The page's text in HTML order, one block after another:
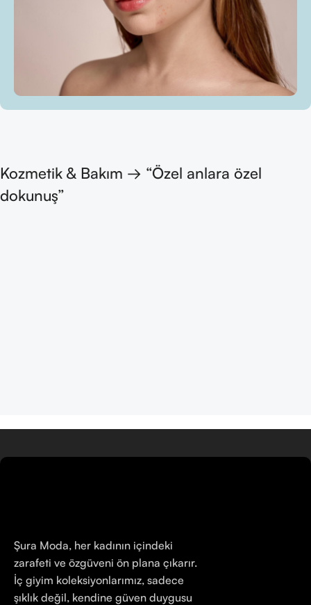
Kozmetik & Bakım → “Özel anlara özel
dokunuş”
Şura Moda, her kadının içindeki
zarafeti ve özgüveni ön plana çıkarır.
İç giyim koleksiyonlarımız, sadece
şıklık değil, kendine güven duygusu